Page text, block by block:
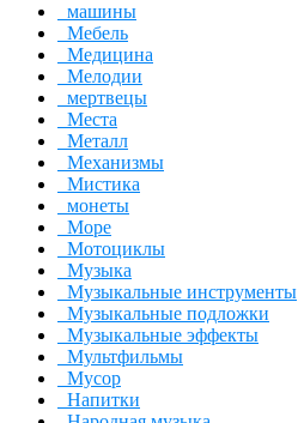
машины
Мебель
Медицина
Мелодии
мертвецы
Места
Металл
Механизмы
Мистика
монеты
Море
Мотоциклы
Музыка
Музыкальные инструменты
Музыкальные подложки
Музыкальные эффекты
Мультфильмы
Мусор
Напитки